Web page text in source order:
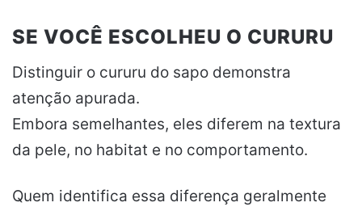
SE VOCÊ ESCOLHEU O CURURU
Distinguir o cururu do sapo demonstra
atenção apurada.
Embora semelhantes, eles diferem na textura
da pele, no habitat e no comportamento.
Quem identifica essa diferença geralmente